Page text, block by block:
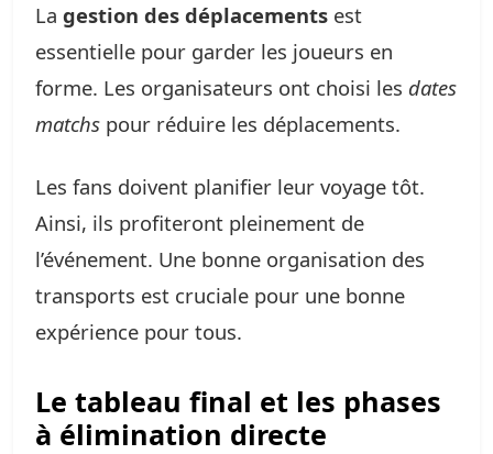
La gestion des déplacements est
essentielle pour garder les joueurs en
forme. Les organisateurs ont choisi les dates
matchs pour réduire les déplacements.
Les fans doivent planifier leur voyage tôt.
Ainsi, ils profiteront pleinement de
l’événement. Une bonne organisation des
transports est cruciale pour une bonne
expérience pour tous.
Le tableau final et les phases
à élimination directe